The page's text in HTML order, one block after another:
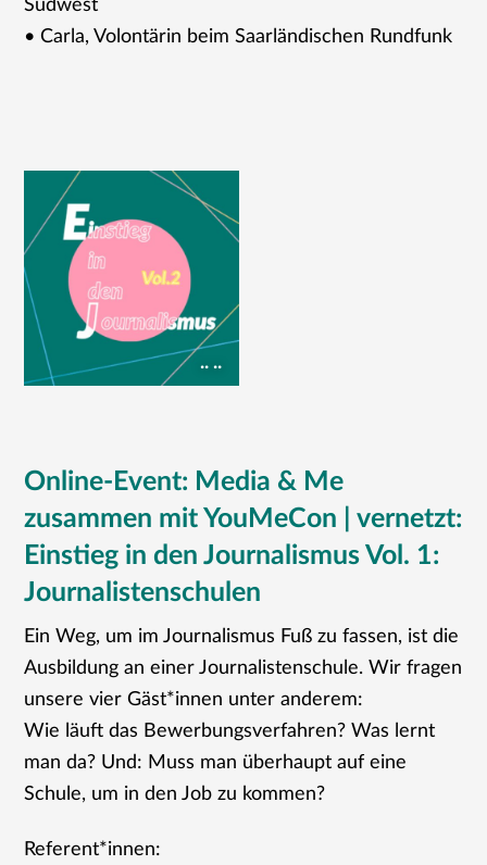
Südwest
• Carla, Volontärin beim Saarländischen Rundfunk
.. ..
Online-Event: Media & Me
zusammen mit YouMeCon | vernetzt:
Einstieg in den Journalismus Vol. 1:
Journalistenschulen
Ein Weg, um im Journalismus Fuß zu fassen, ist die
Ausbildung an einer Journalistenschule. Wir fragen
unsere vier Gäst*innen unter anderem:
Wie läuft das Bewerbungsverfahren? Was lernt
man da? Und: Muss man überhaupt auf eine
Schule, um in den Job zu kommen?
Referent*innen: